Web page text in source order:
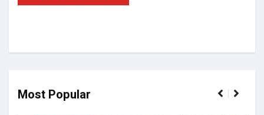
Most Popular